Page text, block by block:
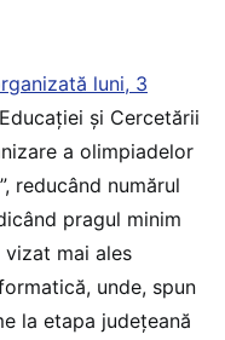
luni, 3
și Cercetării
a olimpiadelor
reducând numărul
pragul minim
mai ales
unde, spun
la etapa județeană